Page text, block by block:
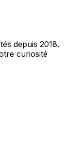
depuis 2018.
curiosité